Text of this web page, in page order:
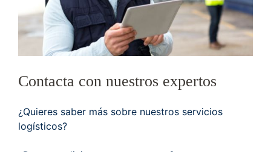
Contacta con nuestros expertos
¿Quieres saber más sobre nuestros servicios
logísticos?